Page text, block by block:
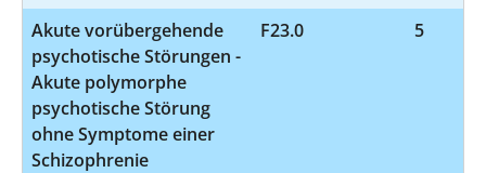
Akute vorübergehende
psychotische Störungen -
Akute polymorphe
psychotische Störung
ohne Symptome einer
Schizophrenie
F23.0 5